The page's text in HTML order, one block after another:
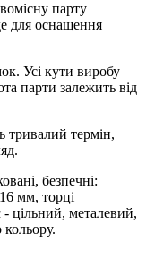
парту
для оснащення
Усі кути виробу
парти залежить від
тривалий термін,
безпечні:
мм, торці
цільний, металевий,